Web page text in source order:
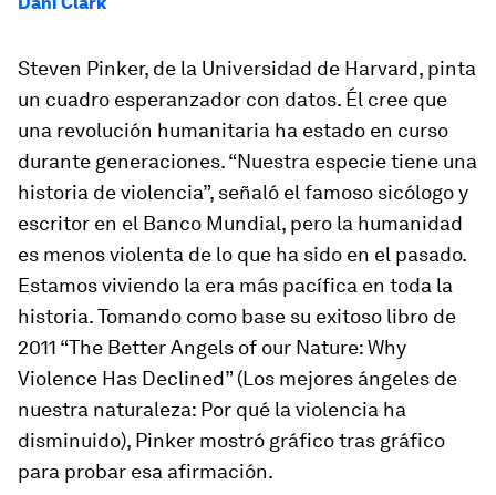
Steven Pinker, de la Universidad de Harvard, pinta
un cuadro esperanzador con datos. Él cree que
una revolución humanitaria ha estado en curso
durante generaciones. “Nuestra especie tiene una
historia de violencia”, señaló el famoso sicólogo y
escritor en el Banco Mundial, pero la humanidad
es menos violenta de lo que ha sido en el pasado.
Estamos viviendo la era más pacífica en toda la
historia. Tomando como base su exitoso libro de
2011 “The Better Angels of our Nature: Why
Violence Has Declined” (Los mejores ángeles de
nuestra naturaleza: Por qué la violencia ha
disminuido), Pinker mostró gráfico tras gráfico
para probar esa afirmación.